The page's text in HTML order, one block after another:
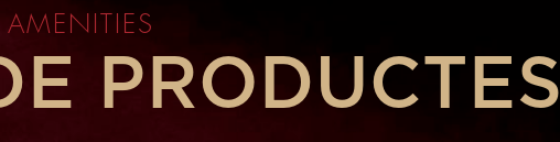
AMENITIES
PRODUCTES